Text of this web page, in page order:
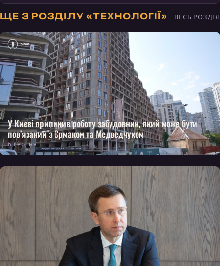
ЩЕ З РОЗДІЛУ «ТЕХНОЛОГІЇ» ВЕСЬ РОЗДІЛ
У Києві припинив роботу забудовник, який може бути
пов’язаний з Єрмаком та Медведчуком
6 серпня